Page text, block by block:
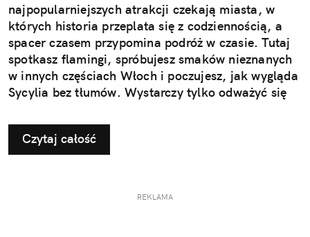
najpopularniejszych atrakcji czekają miasta, w
których historia przeplata się z codziennością, a
spacer czasem przypomina podróż w czasie. Tutaj
spotkasz flamingi, spróbujesz smaków nieznanych
w innych częściach Włoch i poczujesz, jak wygląda
Sycylia bez tłumów. Wystarczy tylko odważyć się
Czytaj całość
REKLAMA